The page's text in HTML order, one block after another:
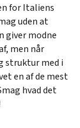
for Italiens
uden at
giver modne
men når
struktur med i
en af de mest
hvad det